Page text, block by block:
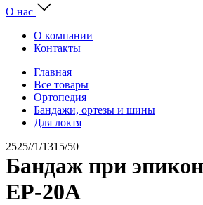
О нас
О компании
Контакты
Главная
Все товары
Ортопедия
Бандажи, ортезы и шины
Для локтя
2525//1/1315/50
Бандаж при
EP-20A